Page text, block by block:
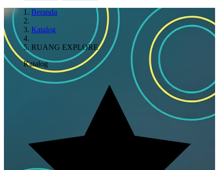
Beranda
Katalog
RUANG EXPLORE
Katalog